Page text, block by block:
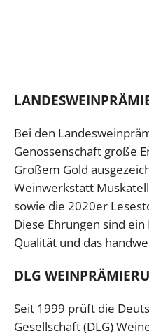
Bei den
Genossenschaft große
Großem Gold
Weinwerkstatt
sowie die 2020er
Diese Ehrungen sind
Qualität und das
DLG
Seit 1999 prüft die
Gesellschaft (DLG)